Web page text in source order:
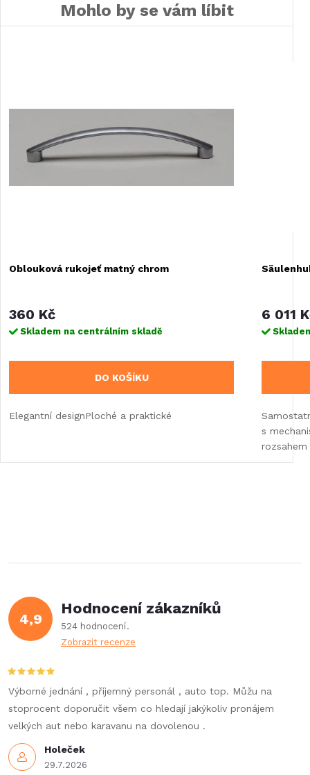
Mohlo by se vám líbit
Oblouková rukojeť matný chrom
360 Kč
Skladem na centrálním skladě
DO KOŠÍKU
Elegantní designPloché a praktické
6 011
s
4,9
Hodnocení zákazníků
524 hodnocení
Zobrazit recenze
Holeček
29.7.2026
Výborné jednání , příjemný personál , auto top. Můžu na
stoprocent doporučit všem co hledají jakýkoliv pronájem
velkých aut nebo karavanu na dovolenou .